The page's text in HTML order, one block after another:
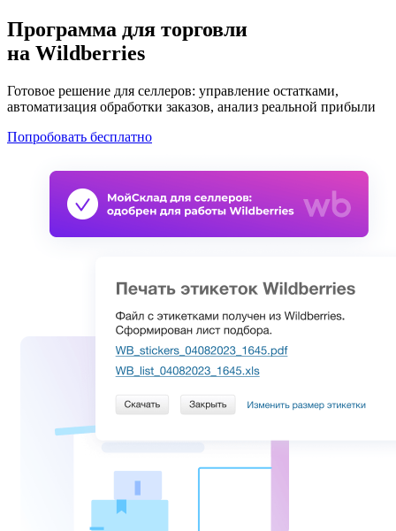
Программа для торговли
на Wildberries
Готовое решение для селлеров: управление остатками,
автоматизация обработки заказов, анализ реальной прибыли
Попробовать бесплатно